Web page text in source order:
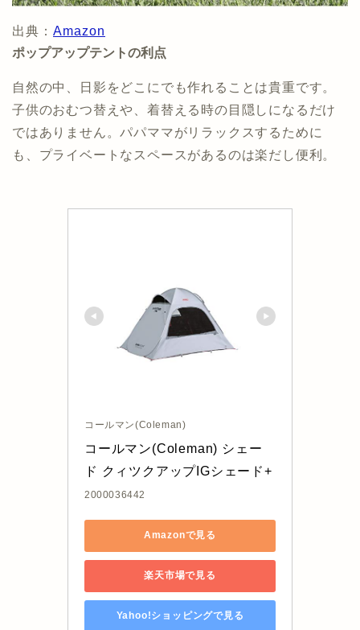
出典： Amazon
ポップアップテントの利点
自然の中、日影をどこにでも作れることは貴重です。
子供のおむつ替えや、着替える時の目隠しになるだけ
ではありません。パパママがリラックスするために
も、プライベートなスペースがあるのは楽だし便利。
コールマン(Coleman)
コールマン(Coleman) シェー
ド クィツクアップIGシェード+
2000036442
Amazonで見る
楽天市場で見る
Yahoo!ショッピングで見る